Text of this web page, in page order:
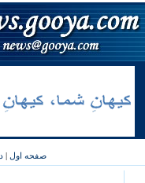
صفحه اول |